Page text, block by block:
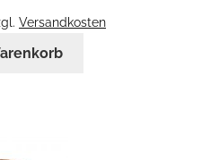
Versandkosten